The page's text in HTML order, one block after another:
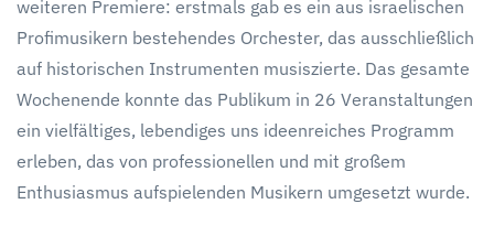
weiteren Premiere: erstmals gab es ein aus israelischen
Profimusikern bestehendes Orchester, das ausschließlich
auf historischen Instrumenten musiszierte. Das gesamte
Wochenende konnte das Publikum in 26 Veranstaltungen
ein vielfältiges, lebendiges uns ideenreiches Programm
erleben, das von professionellen und mit großem
Enthusiasmus aufspielenden Musikern umgesetzt wurde.